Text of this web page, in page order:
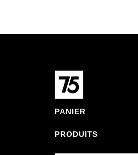
PANIER
PRODUITS